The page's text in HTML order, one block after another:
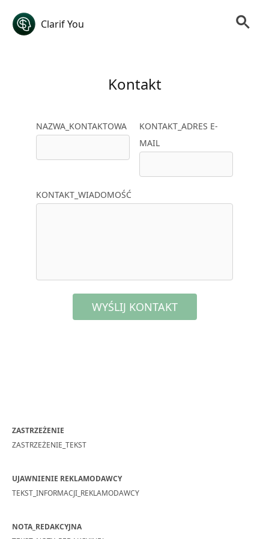
Clarif You
Kontakt
NAZWA_KONTAKTOWA
KONTAKT_ADRES E-
MAIL
KONTAKT_WIADOMOŚĆ
WYŚLIJ KONTAKT
ZASTRZEŻENIE
ZASTRZEŻENIE_TEKST
UJAWNIENIE REKLAMODAWCY
TEKST_INFORMACJI_REKLAMODAWCY
NOTA_REDAKCYJNA